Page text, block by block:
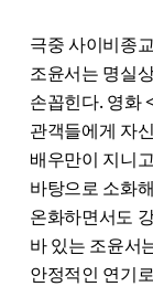
극중 사이비종
조윤서는 명실
손꼽힌다. 영화
관객들에게 자
배우만이 지니
바탕으로 소화
온화하면서도
바 있는 조윤서
안정적인 연기